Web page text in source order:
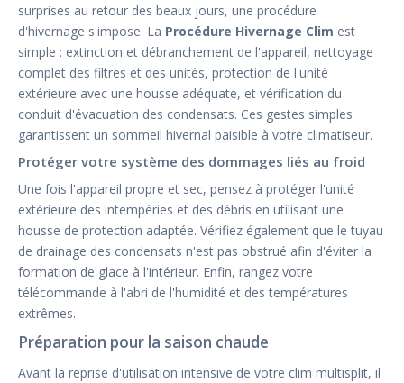
surprises au retour des beaux jours, une procédure
d'hivernage s'impose. La Procédure Hivernage Clim est
simple : extinction et débranchement de l'appareil, nettoyage
complet des filtres et des unités, protection de l'unité
extérieure avec une housse adéquate, et vérification du
conduit d'évacuation des condensats. Ces gestes simples
garantissent un sommeil hivernal paisible à votre climatiseur.
Protéger votre système des dommages liés au froid
Une fois l'appareil propre et sec, pensez à protéger l'unité
extérieure des intempéries et des débris en utilisant une
housse de protection adaptée. Vérifiez également que le tuyau
de drainage des condensats n'est pas obstrué afin d'éviter la
formation de glace à l'intérieur. Enfin, rangez votre
télécommande à l'abri de l'humidité et des températures
extrêmes.
Préparation pour la saison chaude
Avant la reprise d'utilisation intensive de votre clim multisplit, il